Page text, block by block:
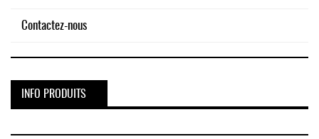
Contactez-nous
INFO PRODUITS